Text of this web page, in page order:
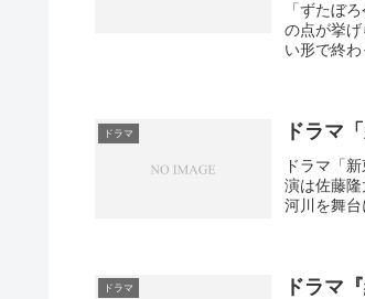
「ずたぼ
の点が挙
い形で終
ドラマ ドラマ
ドラマ「
演は佐藤
河川を舞
ドラマ ドラマ